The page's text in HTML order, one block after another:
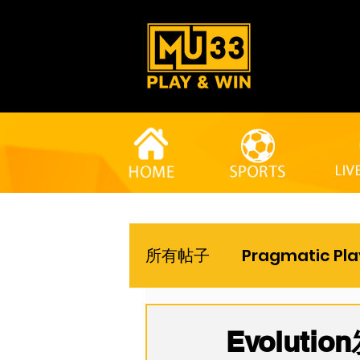
所有帖子 Pragmatic
Evolution